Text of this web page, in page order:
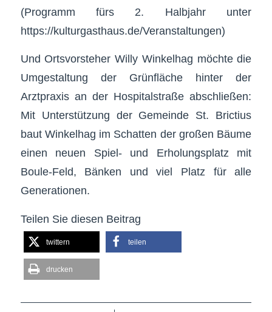
(Programm fürs 2. Halbjahr unter
https://kulturgasthaus.de/Veranstaltungen)
Und Ortsvorsteher Willy Winkelhag möchte die
Umgestaltung der Grünfläche hinter der
Arztpraxis an der Hospitalstraße abschließen:
Mit Unterstützung der Gemeinde St. Brictius
baut Winkelhag im Schatten der großen Bäume
einen neuen Spiel- und Erholungsplatz mit
Boule-Feld, Bänken und viel Platz für alle
Generationen.
Teilen Sie diesen Beitrag
twittern teilen
drucken